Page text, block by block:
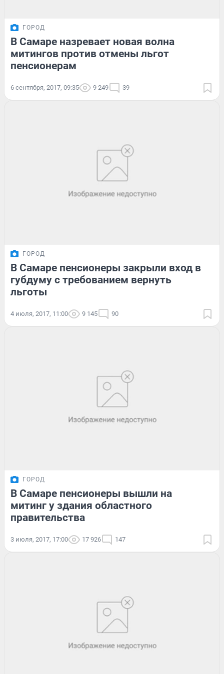
ГОРОД
В Самаре назревает новая волна
митингов против отмены льгот
пенсионерам
6 сентября, 2017, 09:35 9 249 39
ГОРОД
В Самаре пенсионеры закрыли вход в
губдуму с требованием вернуть
льготы
4 июля, 2017, 11:00 9 145 90
ГОРОД
В Самаре пенсионеры вышли на
митинг у здания областного
правительства
3 июля, 2017, 17:00 17 926 147